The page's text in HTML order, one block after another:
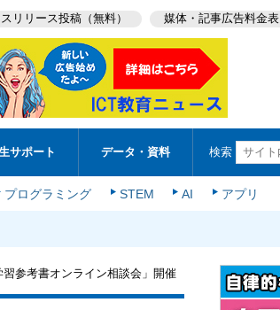
リリース投稿（無料） 媒体・記事広告料金表
サポート データ・資料 検索
プログラミング STEM AI アプリ
参考書オンライン相談会」開催